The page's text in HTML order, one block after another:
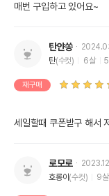
매번 구입하고 있어요~
탄얀쏭
탄(수컷) 6살
재구매
세일할때 쿠폰받구 해서
로모로
호롱이 (수컷) 9살